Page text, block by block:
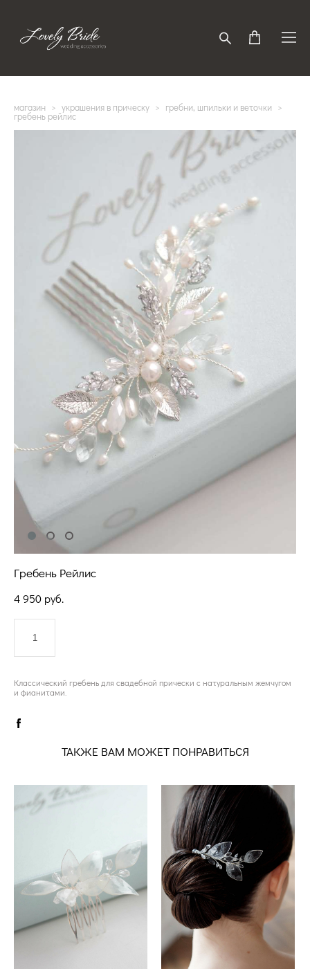
магазин > украшения в прическу > гребни, шпильки и веточки >
гребень рейлис
Гребень Рейлис
4 950 pуб.
Классический гребень для свадебной прически с натуральным жемчугом
и фианитами.
ТАКЖЕ ВАМ МОЖЕТ ПОНРАВИТЬСЯ